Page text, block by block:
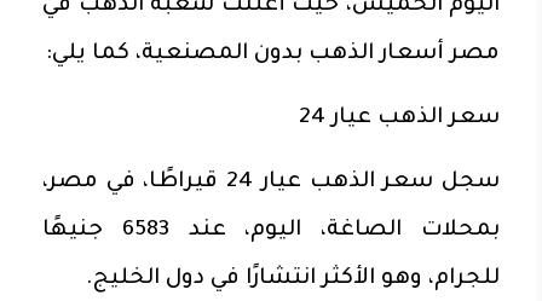
اليوم الخميس، حيث أعلنت شعبة الذهب في
مصر أسعار الذهب بدون المصنعية، كما يلي:
سعر الذهب عيار 24
سجل سعر الذهب عيار 24 قيراطًا، في مصر،
بمحلات الصاغة، اليوم، عند 6583 جنيهًا
للجرام، وهو الأكثر انتشارًا في دول الخليج.